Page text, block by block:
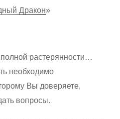
Дракон»
растерянности…
необходимо
Вы доверяете,
вопросы.